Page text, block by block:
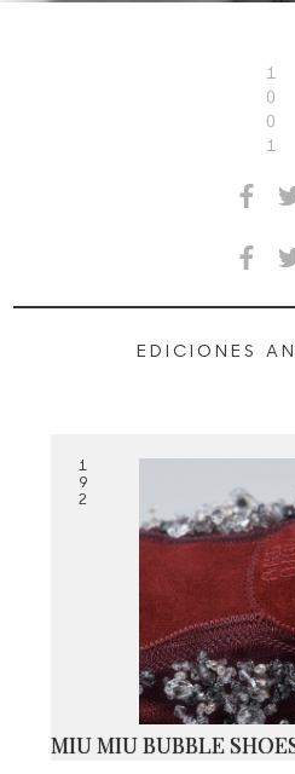
1
0
0
1
EDICIONES
1
9
2
MIU MIU BUBBLE